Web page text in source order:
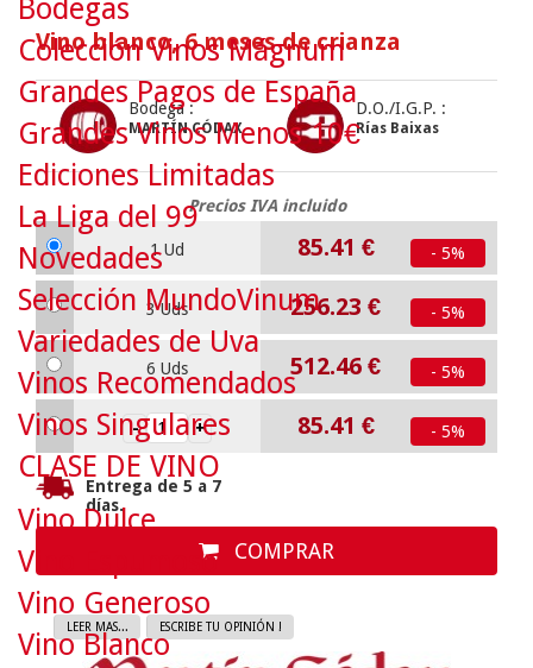
Vino blanco, 6 meses de crianza
Bodega :
MARTÍN CÓDAX
D.O./I.G.P. :
Rías Baixas
Precios IVA incluido
1 Ud 85.41 € - 5%
3 Uds 256.23 € - 5%
6 Uds 512.46 € - 5%
85.41 € - 5%
Entrega de 5 a 7
días.
COMPRAR
LEER MAS... ESCRIBE TU OPINIÓN !
Bodegas
Colección Vinos Mágnum
Grandes Pagos de España
Grandes Vinos Menos 10€
Ediciones Limitadas
La Liga del 99
Novedades
Selección MundoVinum
Variedades de Uva
Vinos Recomendados
Vinos Singulares
CLASE DE VINO
Vino Dulce
Vino Espumoso
Vino Generoso
Vino Blanco